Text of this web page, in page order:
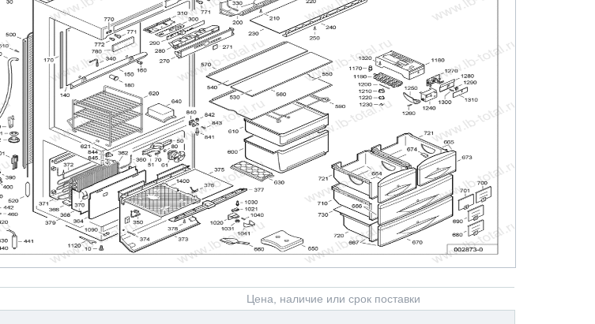
Цена, наличие или срок поставки